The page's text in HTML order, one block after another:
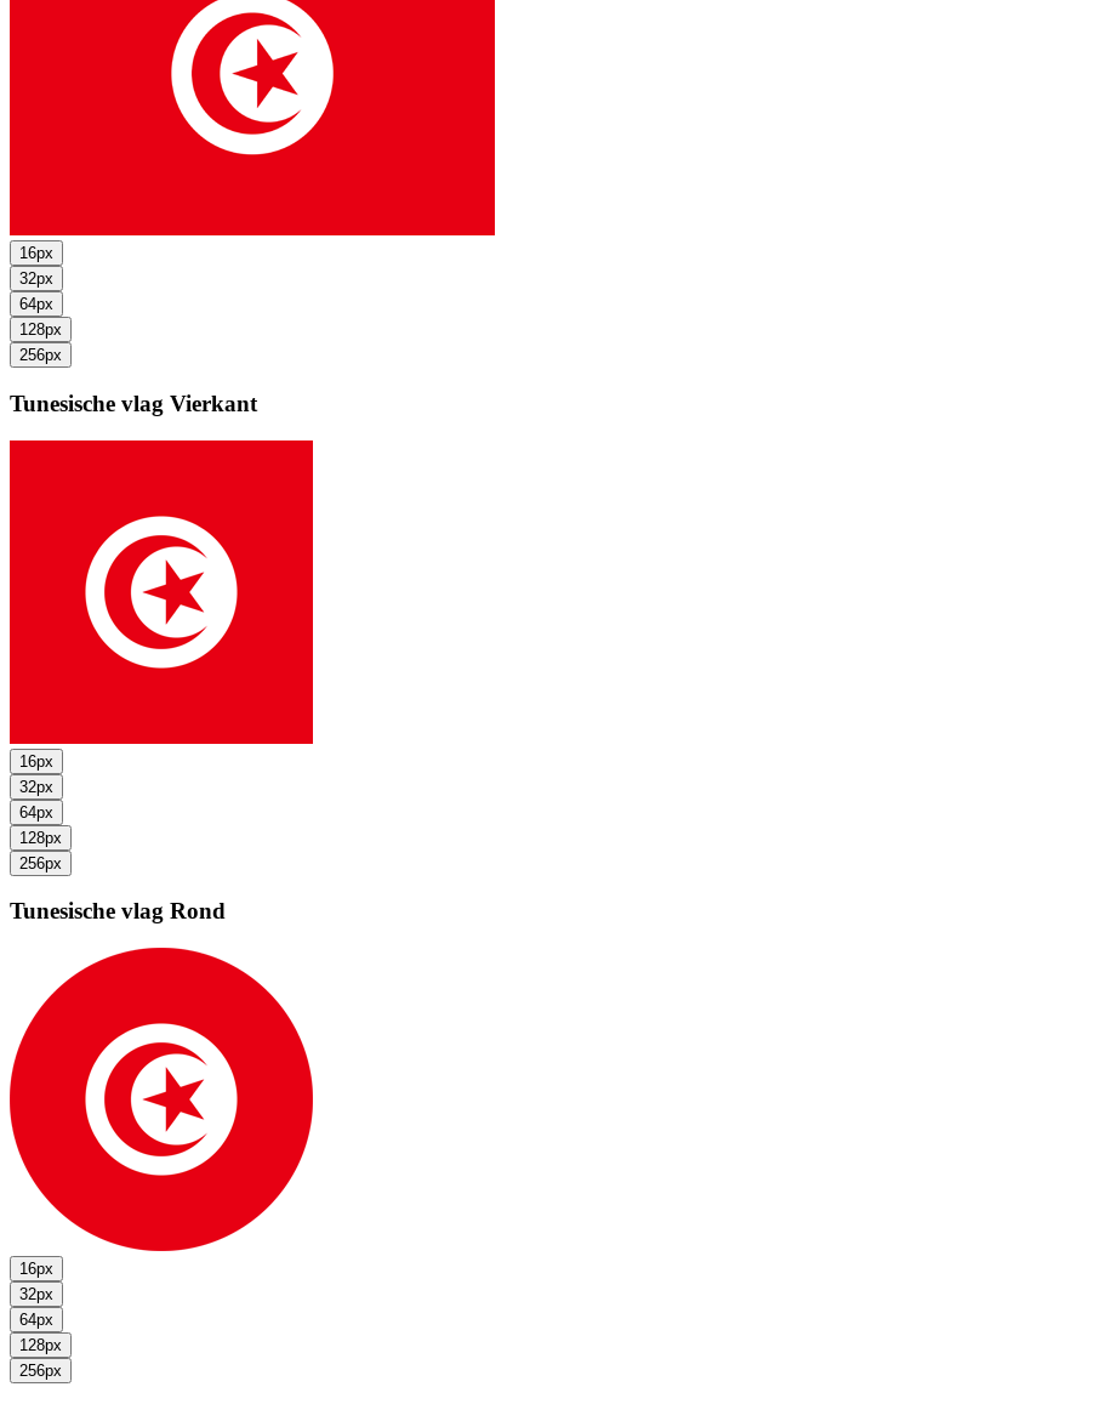
16px
32px
64px
128px
256px
Tunesische vlag Vierkant
16px
32px
64px
128px
256px
Tunesische vlag Rond
16px
32px
64px
128px
256px